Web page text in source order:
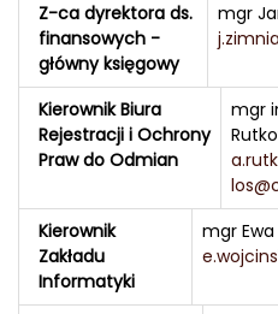
Z-ca dyrektora ds.
finansowych -
główny księgowy
mgr
Kierownik Biura
Rejestracji i Ochrony
Praw do Odmian
mgr
Kierownik
Zakładu
Informatyki
mgr